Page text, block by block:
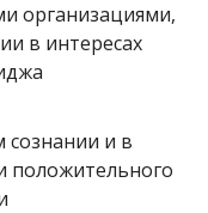
организациями,
в интересах
и в
положительного